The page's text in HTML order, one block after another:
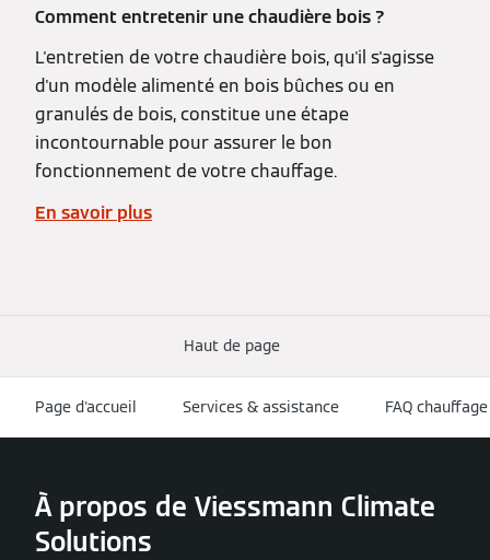
Comment entretenir une chaudière bois ?
L'entretien de votre chaudière bois, qu'il s'agisse
d'un modèle alimenté en bois bûches ou en
granulés de bois, constitue une étape
incontournable pour assurer le bon
fonctionnement de votre chauffage.
En savoir plus
Haut de page
Page d'accueil Services & assistance FAQ chauffage
À propos de Viessmann Climate
Solutions